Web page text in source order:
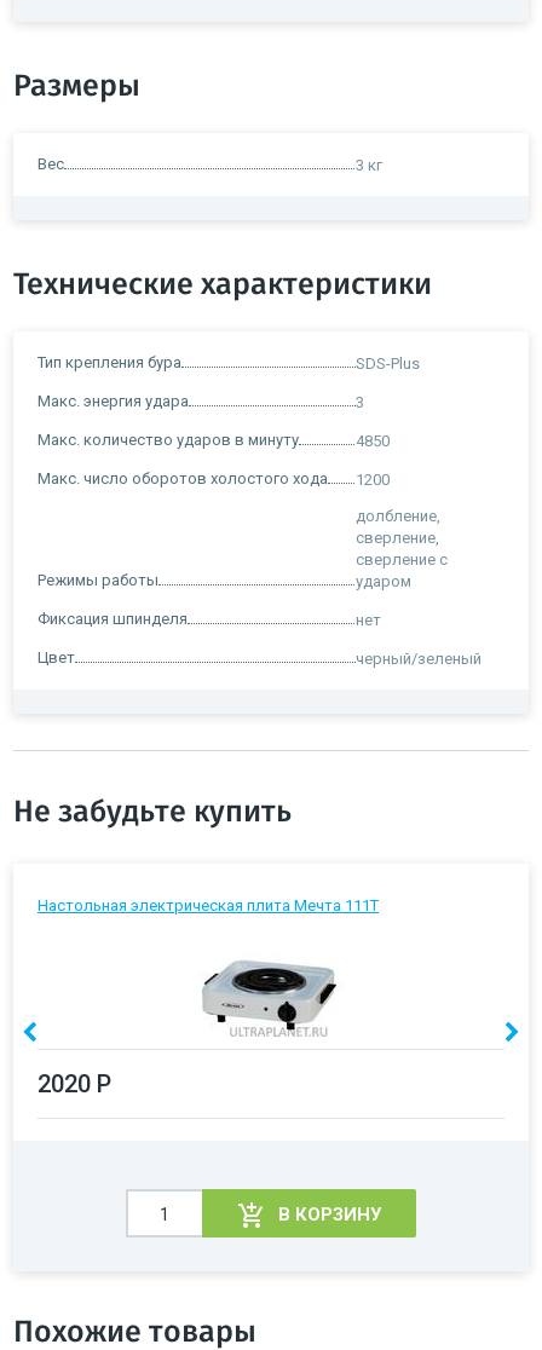
Размеры
Вес 3 кг
Технические характеристики
Тип крепления бура SDS-Plus
Макс. энергия удара 3
Макс. количество ударов в минуту 4850
Макс. число оборотов холостого хода 1200
Режимы работы
долбление,
сверление,
сверление с
ударом
Фиксация шпинделя нет
Цвет черный/зеленый
Не забудьте купить
Настольная электрическая плита Мечта 111Т
2020 Р
В КОРЗИНУ
Похожие товары